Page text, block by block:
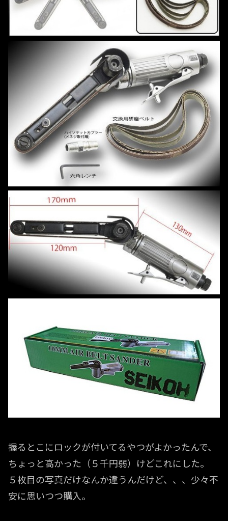
握るとこにロックが付いてるやつがよかったんで、
ちょっと高かった（５千円弱）けどこれにした。
５枚目の写真だけなんか違うんだけど、、、少々不
安に思いつつ購入。